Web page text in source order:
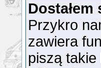
Przykro
zawiera
piszą takie